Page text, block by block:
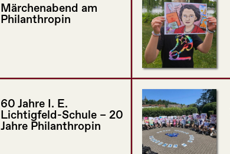
Märchenabend am
Philanthropin
60 Jahre I. E.
Lichtigfeld-Schule – 20
Jahre Philanthropin